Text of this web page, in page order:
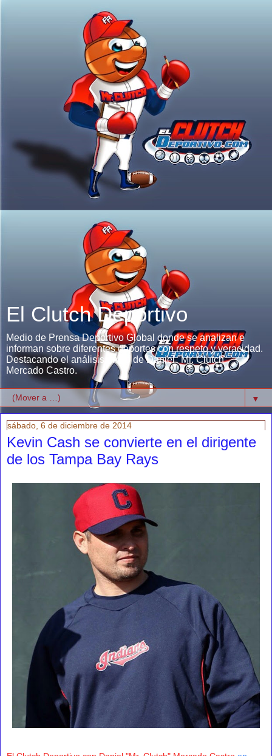
El Clutch Deportivo
Medio de Prensa Deportivo Global donde se analizan e
informan sobre diferentes deportes con respeto y veracidad.
Destacando el análisis único de Daniel "Mr. Clutch"
Mercado Castro.
▼
sábado, 6 de diciembre de 2014
Kevin Cash se convierte en el dirigente
de los Tampa Bay Rays